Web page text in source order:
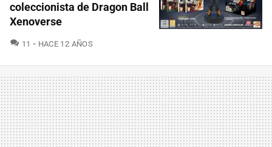
coleccionista de Dragon Ball
Xenoverse
11 COMENTARIOS
HACE 12 AÑOS